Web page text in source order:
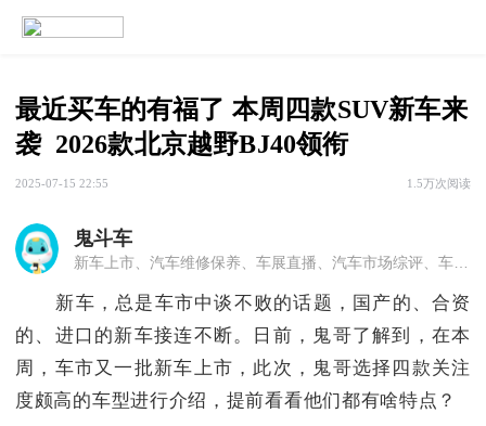
最近买车的有福了 本周四款SUV新车来
袭  2026款北京越野BJ40领衔
2025-07-15 22:55 1.5万次阅读
鬼斗车
新车上市、汽车维修保养、车展直播、汽车市场综评、车模等 汽车资深媒体人打造，撰写新车测评、车模争霸、车市风云、人物专访、车坛轶事等原创文章，致力于打造东北乃至**最具个性的汽车自媒体平台！
新车，总是车市中谈不败的话题，国产的、合资
的、进口的新车接连不断。日前，鬼哥了解到，在本
周，车市又一批新车上市，此次，鬼哥选择四款关注
度颇高的车型进行介绍，提前看看他们都有啥特点？